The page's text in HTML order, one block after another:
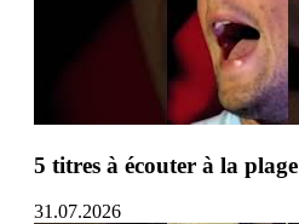
5 titres à écouter à la plage
31.07.2026